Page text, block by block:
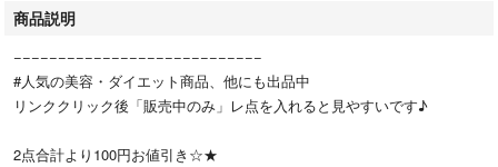
商品説明
−−−−−−−−−−−−−−−−−−−−−−−−−−−−
#人気の美容・ダイエット商品、他にも出品中
リンククリック後「販売中のみ」レ点を入れると見やすいです♪
2点合計より100円お値引き☆★